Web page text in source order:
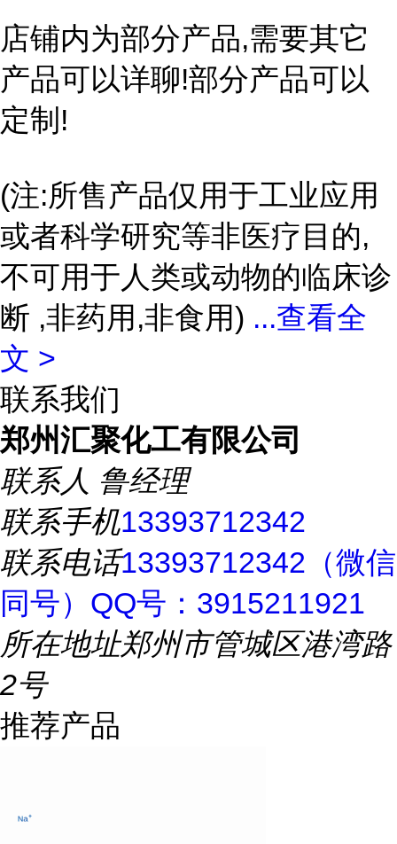
店铺内为部分产品,需要其它
产品可以详聊!部分产品可以
定制!
(注:所售产品仅用于工业应用
或者科学研究等非医疗目的,
不可用于人类或动物的临床诊
断 ,非药用,非食用) ...查看全
文 >
联系我们
郑州汇聚化工有限公司
联系人 鲁经理
联系手机13393712342
联系电话13393712342（微信
同号）QQ号：3915211921
所在地址郑州市管城区港湾路
2号
推荐产品